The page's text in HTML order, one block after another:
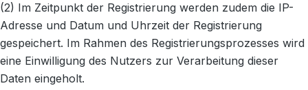
(2) Im Zeitpunkt der Registrierung werden zudem die IP-
Adresse und Datum und Uhrzeit der Registrierung
gespeichert. Im Rahmen des Registrierungsprozesses wird
eine Einwilligung des Nutzers zur Verarbeitung dieser
Daten eingeholt.